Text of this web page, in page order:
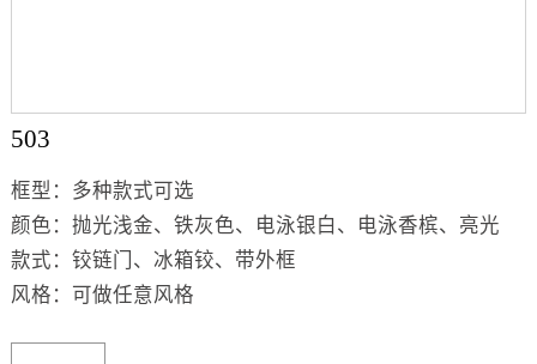
503
框型：多种款式可选
颜色：抛光浅金、铁灰色、电泳银白、电泳香槟、亮光
款式：铰链门、冰箱铰、带外框
风格：可做任意风格